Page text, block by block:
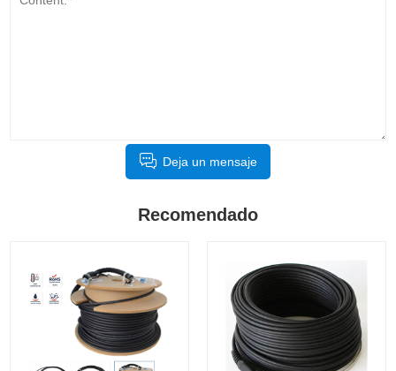
Deja un mensaje
Recomendado